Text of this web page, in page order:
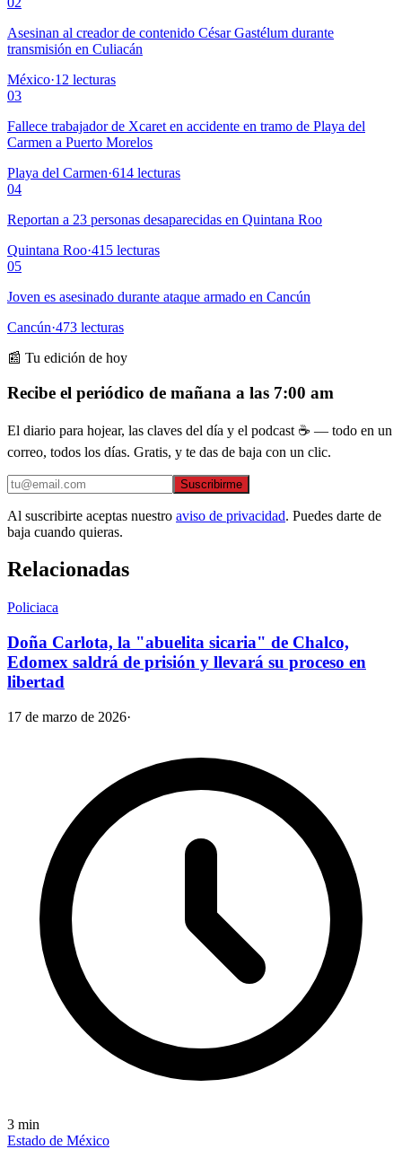
Asesinan al creador de contenido César Gastélum durante
transmisión en Culiacán
México·12 lecturas
03
Fallece trabajador de Xcaret en accidente en tramo de Playa del
Carmen a Puerto Morelos
Playa del Carmen·614 lecturas
04
Reportan a 23 personas desaparecidas en Quintana Roo
Quintana Roo·415 lecturas
05
Joven es asesinado durante ataque armado en Cancún
Cancún·473 lecturas
📰 Tu edición de hoy
Recibe el periódico de mañana a las 7:00 am
El diario para hojear, las claves del día y el podcast ☕ — todo en un
correo, todos los días. Gratis, y te das de baja con un clic.
Suscribirme
Al suscribirte aceptas nuestro aviso de privacidad. Puedes darte de
baja cuando quieras.
Relacionadas
Policiaca
Doña Carlota, la "abuelita sicaria" de Chalco,
Edomex saldrá de prisión y llevará su proceso en
libertad
17 de marzo de 2026·
3 min
Estado de México